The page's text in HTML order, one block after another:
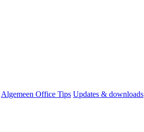
Algemeen Office Tips Updates & downloads